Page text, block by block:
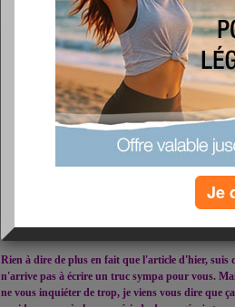
publié le 17/07/2010 à 06:23
rrr j'ai mangé n'importe quoi, bcp de pain,
repassé au-dessus des 55. Pas trop grave en soi
gens aimeraient atteindre ce poids. Oui MAIS
sous les 54, et je me dis qu'il ne faut pas laisser
coup, pas mangé bcp, très dur surtout de ne pas
publié le 13/07/2010 à 08:34
Rien à dire de plus en fait que l'article d'hier, suis
n'arrive pas à écrire un truc sympa pour vous.
ne vous inquiéter de trop, je viens vous dire que
Je